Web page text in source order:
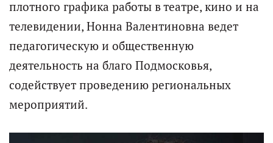
плотного графика работы в театре, кино и на
телевидении, Нонна Валентиновна ведет
педагогическую и общественную
деятельность на благо Подмосковья,
содействует проведению региональных
мероприятий.